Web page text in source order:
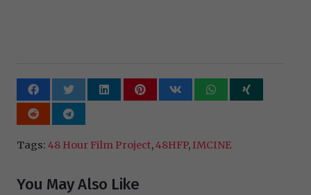
Tags: 48 Hour Film Project,48HFP, IMCINE
You May Also Like